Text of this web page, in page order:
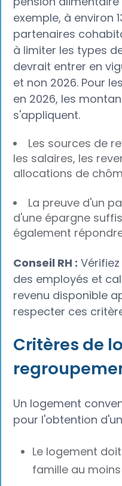
exemple, à environ
partenaires
à limiter les types
devrait entrer en
et non 2026. Pour
en 2026, les
s'appliquent.
Les sources de
les salaires, les
allocations de
La preuve d'un
d'une épargne
également
Conseil RH :
des employés et
revenu disponible
respecter ces
Critères de
Un logement
pour l'obtention
Le logement
famille au